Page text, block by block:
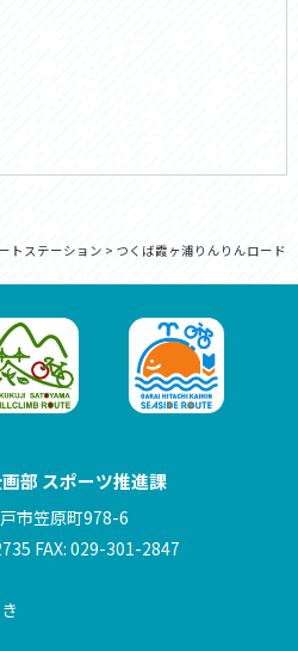
トステーション > つくば霞ヶ浦りんりんロード
部 スポーツ推進課
市笠原町978-6
FAX: 029-301-2847